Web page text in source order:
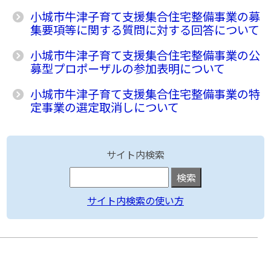
小城市牛津子育て支援集合住宅整備事業の募
集要項等に関する質問に対する回答について
小城市牛津子育て支援集合住宅整備事業の公
募型プロポーザルの参加表明について
小城市牛津子育て支援集合住宅整備事業の特
定事業の選定取消しについて
サイト内検索
サイト内検索の使い方